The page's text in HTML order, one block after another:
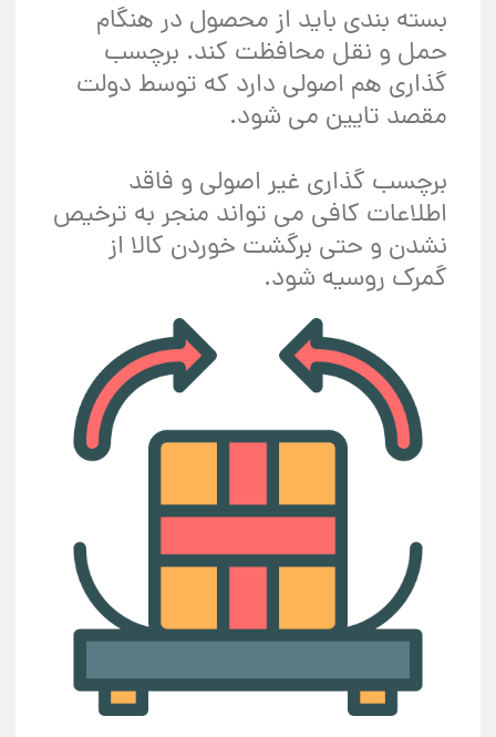
بسته بندی باید از محصول در هنگام
حمل و نقل محافظت کند. برچسب
گذاری هم اصولی دارد که توسط دولت
مقصد تایین می شود.
برچسب گذاری غیر اصولی و فاقد
اطلاعات کافی می تواند منجر به ترخیص
نشدن و حتی برگشت خوردن کالا از
گمرک روسیه شود.